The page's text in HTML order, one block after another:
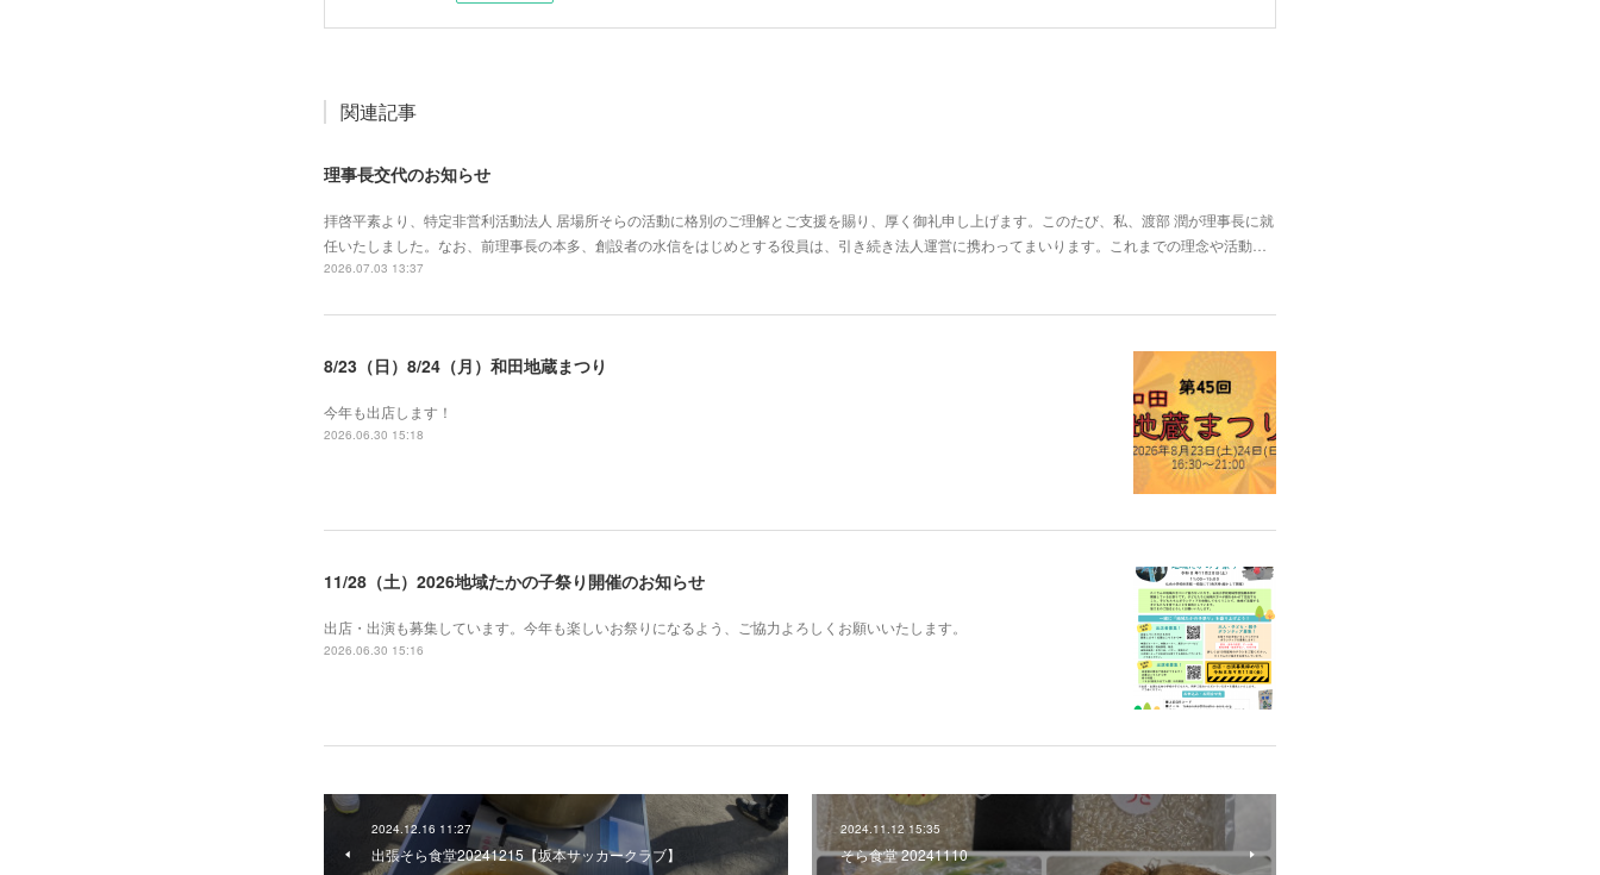
関連記事
理事長交代のお知らせ
拝啓平素より、特定非営利活動法人 居場所そらの活動に格別のご理解とご支援を賜り、厚く御礼申し上げます。このたび、私、渡部 潤が理事長に就
任いたしました。なお、前理事長の本多、創設者の水信をはじめとする役員は、引き続き法人運営に携わってまいります。これまでの理念や活動…
2026.07.03 13:37
8/23（日）8/24（月）和田地蔵まつり
今年も出店します！
2026.06.30 15:18
11/28（土）2026地域たかの子祭り開催のお知らせ
出店・出演も募集しています。今年も楽しいお祭りになるよう、ご協力よろしくお願いいたします。
2026.06.30 15:16
2024.12.16 11:27
出張そら食堂20241215【坂本サッカークラブ】
2024.11.12 15:35
そら食堂 20241110